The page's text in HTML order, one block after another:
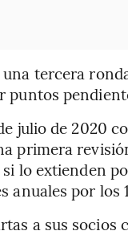
tercera
puntos
julio de 2020
primera
lo extienden
anuales por los
a sus socios